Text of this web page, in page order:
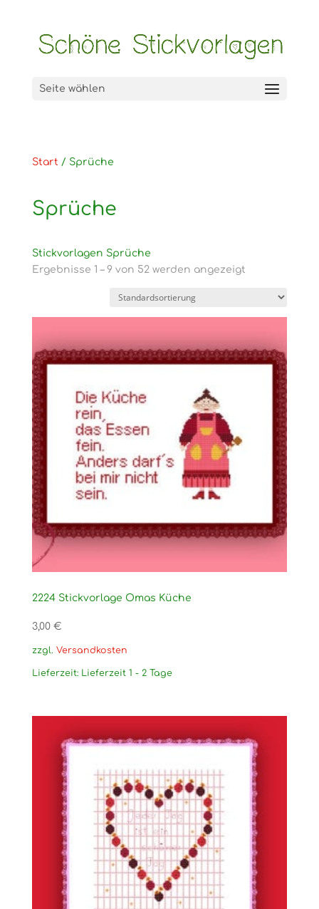
Seite wählen
Start / Sprüche
Sprüche
Stickvorlagen Sprüche
Ergebnisse 1 – 9 von 52 werden angezeigt
2224 Stickvorlage Omas Küche
3,00 €
zzgl. Versandkosten
Lieferzeit: Lieferzeit 1 - 2 Tage